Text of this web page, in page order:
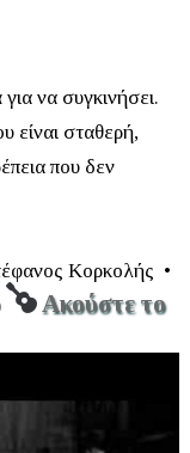
να συγκινήσει.
είναι σταθερή,
που δεν
Κορκολής •
Ακούστε το